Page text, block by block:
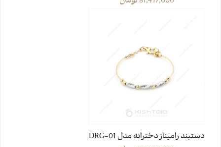
دستبند رامیناز دخترانه مدل DRG-01